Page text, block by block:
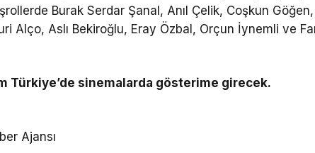
Burak Serdar Şanal, Anıl Çelik, Coşkun
Alço, Aslı Bekiroğlu, Eray Özbal, Orçun İynemli ve
Türkiye’de sinemalarda gösterime girecek.
Ajansı